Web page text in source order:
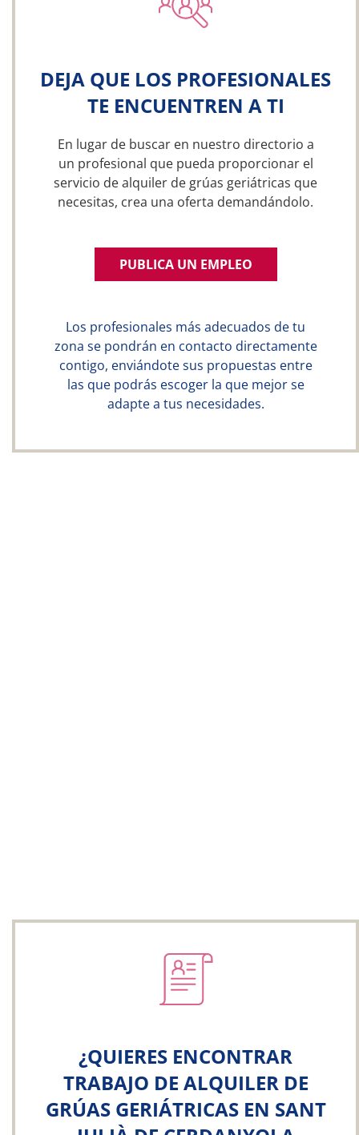
DEJA QUE LOS PROFESIONALES
TE ENCUENTREN A TI
En lugar de buscar en nuestro directorio a
un profesional que pueda proporcionar el
servicio de alquiler de grúas geriátricas que
necesitas, crea una oferta demandándolo.
PUBLICA UN EMPLEO
Los profesionales más adecuados de tu
zona se pondrán en contacto directamente
contigo, enviándote sus propuestas entre
las que podrás escoger la que mejor se
adapte a tus necesidades.
¿QUIERES ENCONTRAR
TRABAJO DE ALQUILER DE
GRÚAS GERIÁTRICAS EN SANT